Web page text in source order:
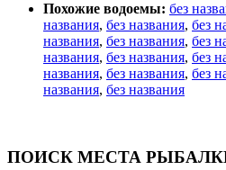
Похожие водоемы: без
названия, без названия, без
названия, без названия, без
названия, без названия, без
названия, без названия, без
названия, без названия
ПОИСК МЕСТА